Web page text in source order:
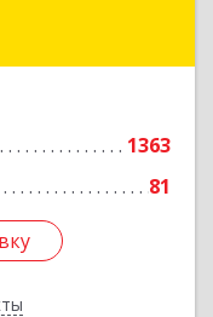
1363
81
г, Республики